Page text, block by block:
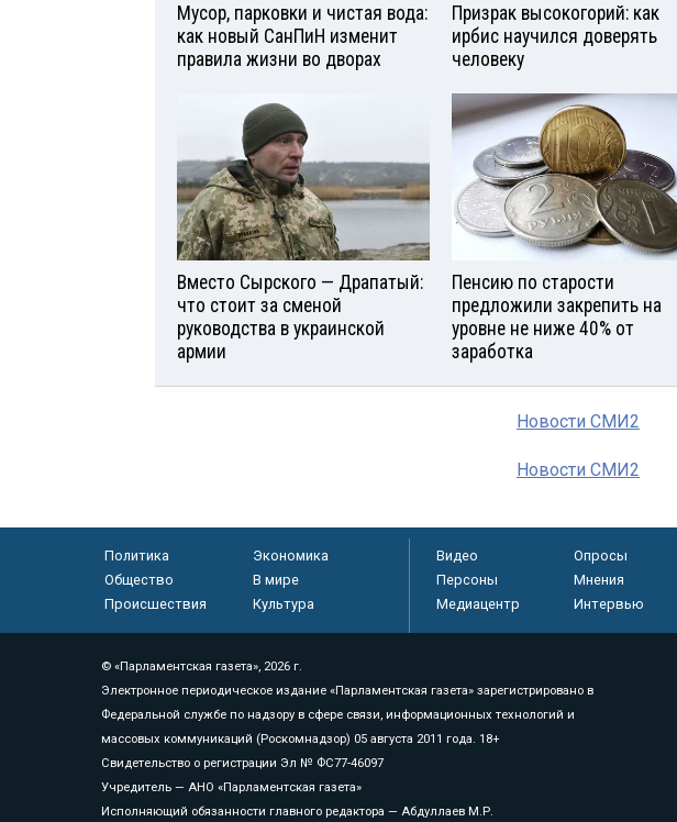
Мусор, парковки и чистая вода:
как новый СанПиН изменит
правила жизни во дворах
Призрак высокогорий: как
ирбис научился доверять
человеку
Вместо Сырского — Драпатый:
что стоит за сменой
руководства в украинской
армии
Пенсию по старости
предложили закрепить на
уровне не ниже 40% от
заработка
Новости СМИ2
Новости СМИ2
Политика
Экономика
Общество
В мире
Происшествия
Культура
Видео Опросы
Персоны
Мнения
Медиацентр
Интервью
© «Парламентская газета», 2026 г.
Электронное периодическое издание «Парламентская газета» зарегистрировано в
Федеральной службе по надзору в сфере связи, информационных технологий и
массовых коммуникаций (Роскомнадзор) 05 августа 2011 года. 18+
Свидетельство о регистрации Эл № ФС77-46097
Учредитель — АНО «Парламентская газета»
Исполняющий обязанности главного редактора — Абдуллаев М.Р.